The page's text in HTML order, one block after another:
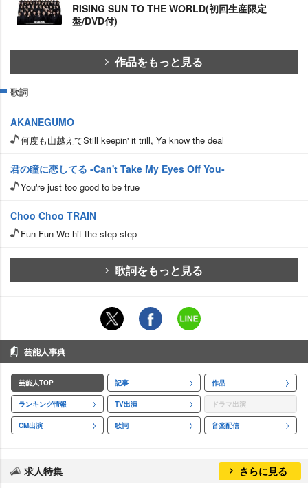
RISING SUN TO THE WORLD(初回生産限定
盤/DVD付)
作品をもっと見る
歌詞
AKANEGUMO
何度も山越えてStill keepin' it trill, Ya know the deal
君の瞳に恋してる -Can't Take My Eyes Off You-
You're just too good to be true
Choo Choo TRAIN
Fun Fun We hit the step step
歌詞をもっと見る
芸能人事典
芸能人TOP 記事 作品
ランキング情報 TV出演 ドラマ出演
CM出演 歌詞 音楽配信
求人特集 さらに見る